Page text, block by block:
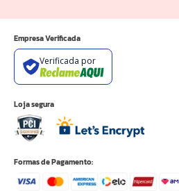
Empresa Verificada
Verificada por
Loja segura
Formas de Pagamento: